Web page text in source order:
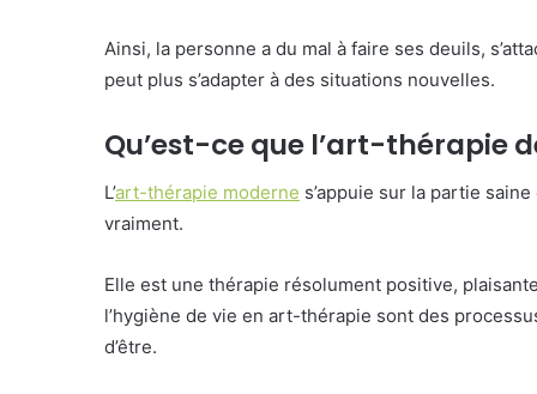
Ainsi, la personne a du mal à faire ses deuils,
peut plus s’adapter à des situations nouvelles.
Qu’est-ce que l’art-thérapie
L’art-thérapie moderne s’appuie sur la partie
vraiment.
Elle est une thérapie résolument positive,
l’hygiène de vie en art-thérapie sont des
d’être.